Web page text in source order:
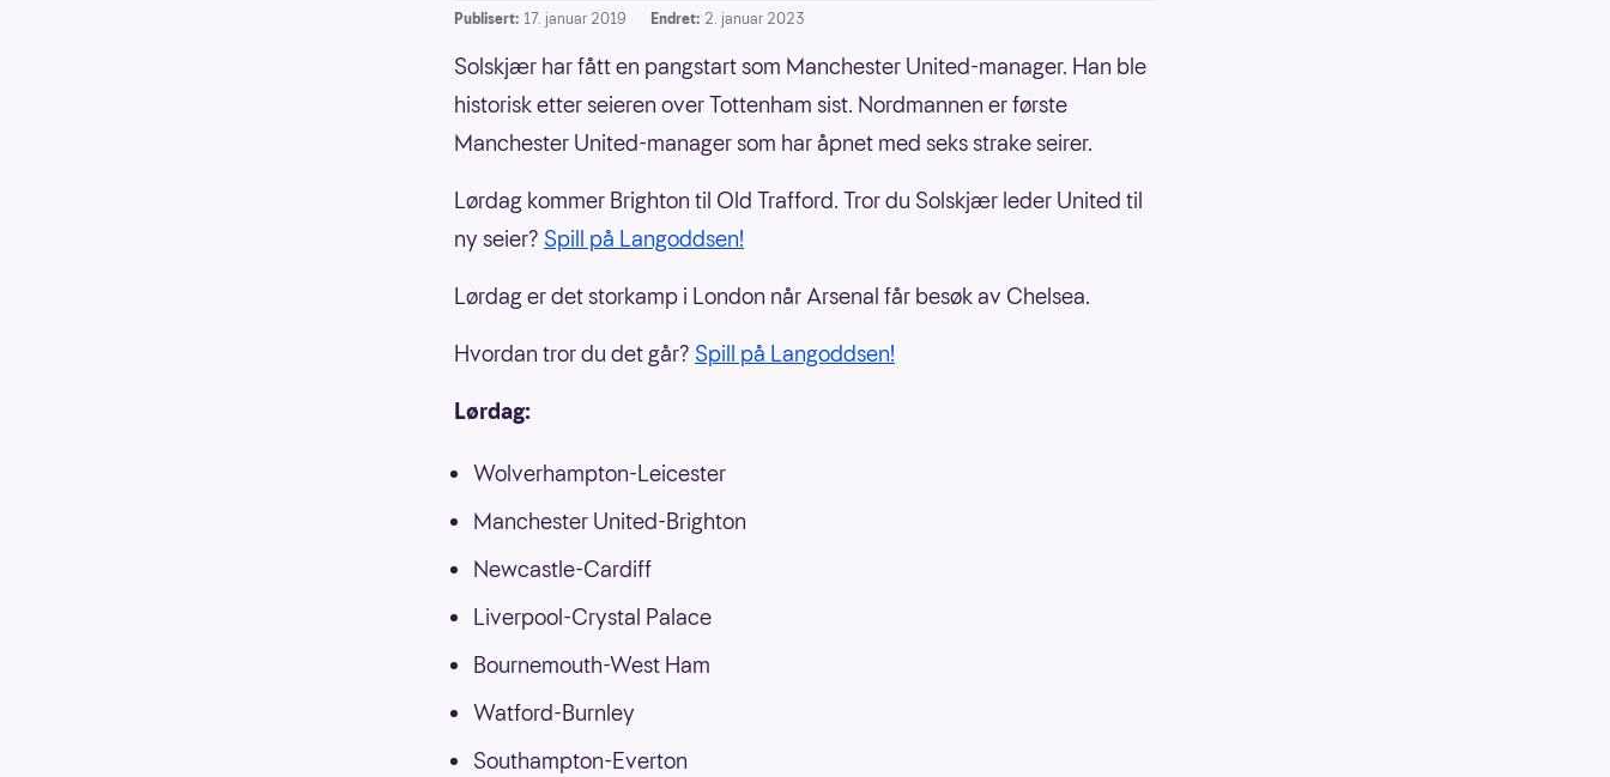
Publisert: 17. januar 2019 Endret: 2. januar 2023
Solskjær har fått en pangstart som Manchester United-manager. Han ble
historisk etter seieren over Tottenham sist. Nordmannen er første
Manchester United-manager som har åpnet med seks strake seirer.
Lørdag kommer Brighton til Old Trafford. Tror du Solskjær leder United til
ny seier? Spill på Langoddsen!
Lørdag er det storkamp i London når Arsenal får besøk av Chelsea.
Hvordan tror du det går? Spill på Langoddsen!
Lørdag:
Wolverhampton-Leicester
Manchester United-Brighton
Newcastle-Cardiff
Liverpool-Crystal Palace
Bournemouth-West Ham
Watford-Burnley
Southampton-Everton